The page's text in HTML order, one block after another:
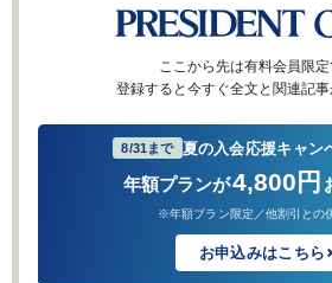
ここから先は有料会員限定
登録すると今すぐ全文と関連記事
8/31まで 夏の入会応援キャン
年額プランが4,800円
※年額プラン限定／他割引との
お申込みはこちら